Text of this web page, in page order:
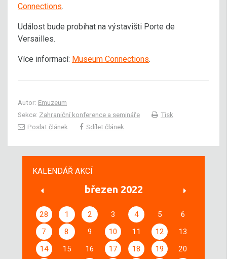
Connections.
Událost bude probíhat na výstavišti Porte de
Versailles.
Více informací: Museum Connections.
Autor: Emuzeum
Sekce: Zahraniční konference a semináře
Tisk
Poslat článek
Sdílet článek
KALENDÁŘ AKCÍ
březen 2022
28 1 2 3 4 5
6
7
8 9 10 11 12
13
14
15 16 17 18 19
20